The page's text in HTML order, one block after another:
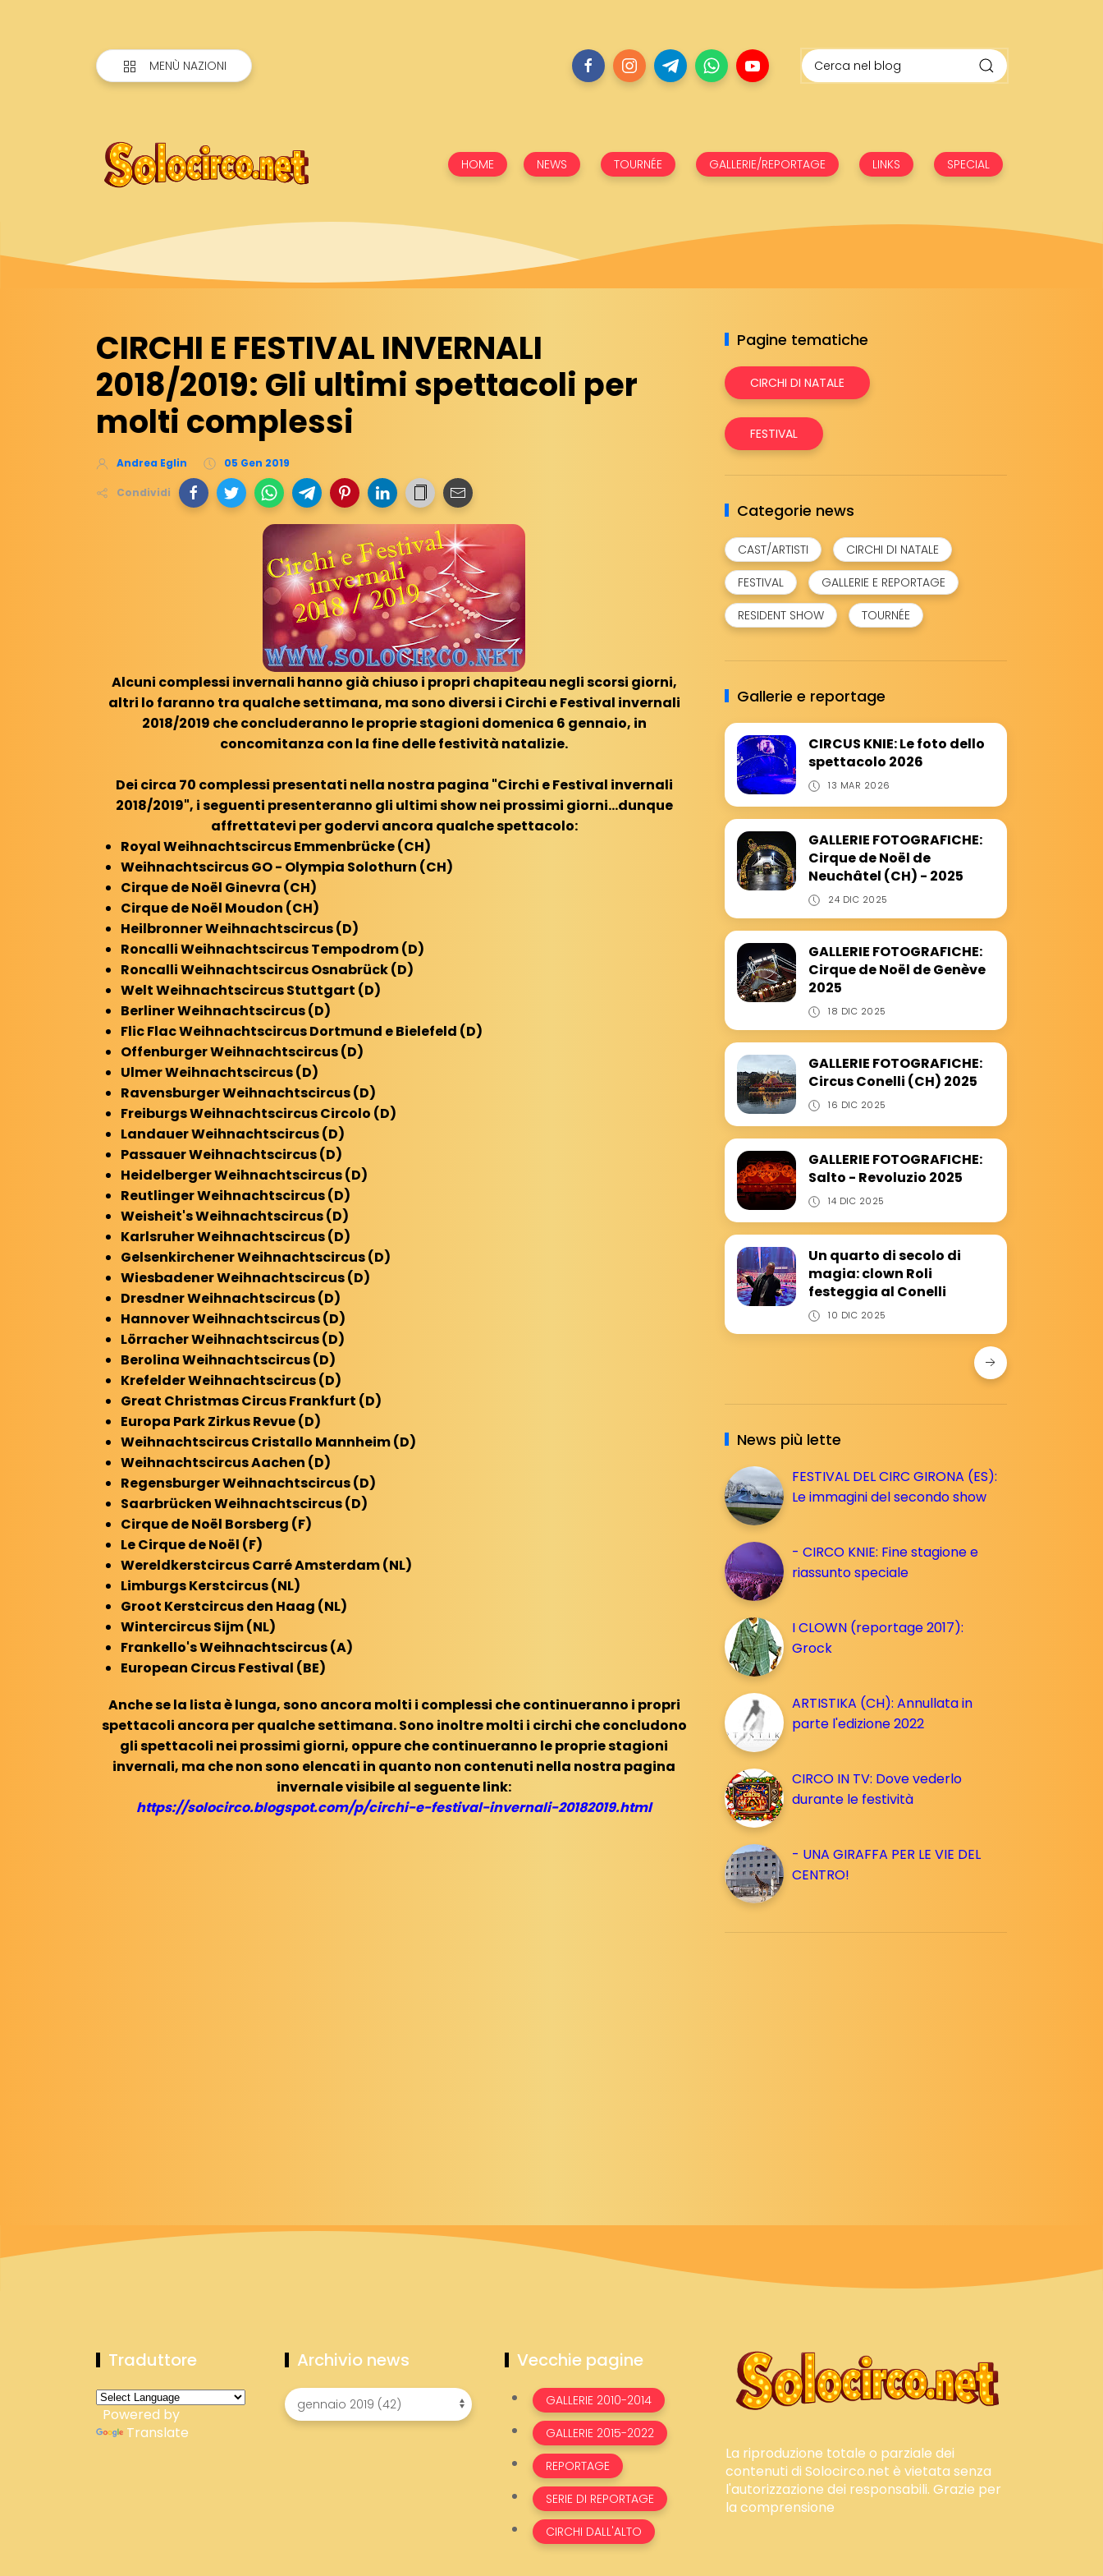
MENÙ NAZIONI
HOME NEWS TOURNÉE GALLERIE/REPORTAGE LINKS SPECIAL
CIRCHI E FESTIVAL INVERNALI
2018/2019: Gli ultimi spettacoli per
molti complessi
Andrea Eglin 05 Gen 2019
Condividi
Alcuni complessi invernali hanno già chiuso i propri chapiteau negli scorsi giorni,
altri lo faranno tra qualche settimana, ma sono diversi i Circhi e Festival invernali
2018/2019 che concluderanno le proprie stagioni domenica 6 gennaio, in
concomitanza con la fine delle festività natalizie.
Dei circa 70 complessi presentati nella nostra pagina "Circhi e Festival invernali
2018/2019", i seguenti presenteranno gli ultimi show nei prossimi giorni...dunque
affrettatevi per godervi ancora qualche spettacolo:
Royal Weihnachtscircus Emmenbrücke (CH)
Weihnachtscircus GO - Olympia Solothurn (CH)
Cirque de Noël Ginevra (CH)
Cirque de Noël Moudon (CH)
Heilbronner Weihnachtscircus (D)
Roncalli Weihnachtscircus Tempodrom (D)
Roncalli Weihnachtscircus Osnabrück (D)
Welt Weihnachtscircus Stuttgart (D)
Berliner Weihnachtscircus (D)
Flic Flac Weihnachtscircus Dortmund e Bielefeld (D)
Offenburger Weihnachtscircus (D)
UlmerWeihnachtscircus (D)
RavensburgerWeihnachtscircus (D)
FreiburgsWeihnachtscircus Circolo (D)
LandauerWeihnachtscircus (D)
PassauerWeihnachtscircus (D)
HeidelbergerWeihnachtscircus (D)
ReutlingerWeihnachtscircus (D)
Weisheit'sWeihnachtscircus (D)
KarlsruherWeihnachtscircus (D)
GelsenkirchenerWeihnachtscircus (D)
WiesbadenerWeihnachtscircus (D)
DresdnerWeihnachtscircus (D)
HannoverWeihnachtscircus (D)
LörracherWeihnachtscircus (D)
BerolinaWeihnachtscircus (D)
KrefelderWeihnachtscircus (D)
Great Christmas Circus Frankfurt (D)
Europa Park Zirkus Revue (D)
Weihnachtscircus Cristallo Mannheim (D)
Weihnachtscircus Aachen (D)
RegensburgerWeihnachtscircus (D)
SaarbrückenWeihnachtscircus (D)
Cirque de Noël Borsberg (F)
Le Cirque de Noël (F)
Wereldkerstcircus Carré Amsterdam (NL)
Limburgs Kerstcircus (NL)
Groot Kerstcircus den Haag (NL)
Wintercircus Sijm (NL)
Frankello'sWeihnachtscircus (A)
European Circus Festival (BE)
Anche se la lista è lunga, sono ancora molti i complessi che continueranno i propri
spettacoli ancora per qualche settimana. Sono inoltre molti i circhi che concludono
gli spettacoli nei prossimi giorni, oppure che continueranno le proprie stagioni
invernali, ma che non sono elencati in quanto non contenuti nella nostra pagina
invernale visibile al seguente link:
https://solocirco.blogspot.com/p/circhi-e-festival-invernali-20182019.html
Pagine tematiche
CIRCHI DI NATALE
FESTIVAL
Categorie news
CAST/ARTISTI
CIRCHI DI NATALE
FESTIVAL
GALLERIE E REPORTAGE
RESIDENT SHOW
TOURNÉE
Gallerie e reportage
CIRCUS KNIE: Le foto dello
spettacolo 2026
13 MAR 2026
GALLERIE FOTOGRAFICHE:
Cirque de Noël de
Neuchâtel (CH) - 2025
24 DIC 2025
GALLERIE FOTOGRAFICHE:
Cirque de Noël de Genève
2025
18 DIC 2025
GALLERIE FOTOGRAFICHE:
Circus Conelli (CH) 2025
16 DIC 2025
GALLERIE FOTOGRAFICHE:
Salto - Revoluzio 2025
14 DIC 2025
Un quarto di secolo di
magia: clown Roli
festeggia al Conelli
10 DIC 2025
News più lette
FESTIVAL DEL CIRC GIRONA (ES):
Le immagini del secondo show
- CIRCO KNIE: Fine stagione e
riassunto speciale
I CLOWN (reportage 2017):
Grock
ARTISTIKA (CH): Annullata in
parte l'edizione 2022
CIRCO IN TV: Dove vederlo
durante le festività
- UNA GIRAFFA PER LE VIE DEL
CENTRO!
Traduttore
Powered by
Translate
Archivio news Vecchie pagine
GALLERIE 2010-2014
GALLERIE 2015-2022
REPORTAGE
SERIE DI REPORTAGE
CIRCHI DALL'ALTO
La riproduzione totale o parziale dei
contenuti di Solocirco.net è vietata senza
l'autorizzazione dei responsabili. Grazie per
la comprensione